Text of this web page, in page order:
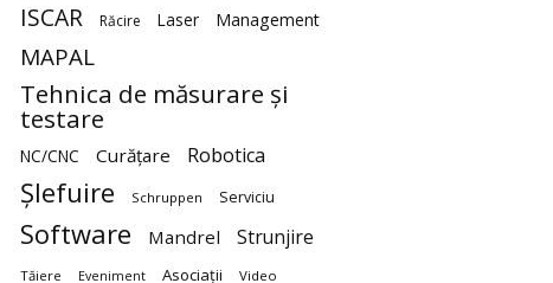
ISCAR Răcire Laser Management
MAPAL
Tehnica de măsurare și
testare
NC/CNC Curățare Robotica
Șlefuire Schruppen Serviciu
Software Mandrel Strunjire
Tăiere Eveniment Asociații Video